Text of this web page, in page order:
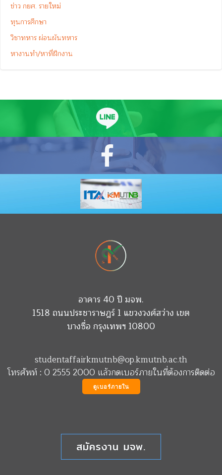
ข่าว กยศ. รายใหม่
ทุนการศึกษา
วิชาทหาร ผ่อนผันทหาร
หางานทำ/หาที่ฝึกงาน
อาคาร 40 ปี มจพ.
1518 ถนนประชาราษฎร์ 1 แขวงวงศ์สว่าง เขต
บางซื่อ กรุงเทพฯ 10800
studentaffairkmutnb@op.kmutnb.ac.th
โทรศัพท์ : 0 2555 2000 แล้วกดเบอร์ภายในที่ต้องการติดต่อ
ดูเบอร์ภายใน
สมัครงาน มจพ.